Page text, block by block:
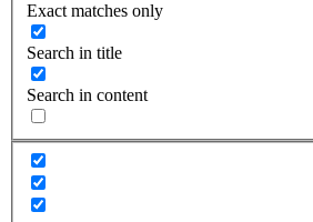
Exact matches only
Search in title
Search in content